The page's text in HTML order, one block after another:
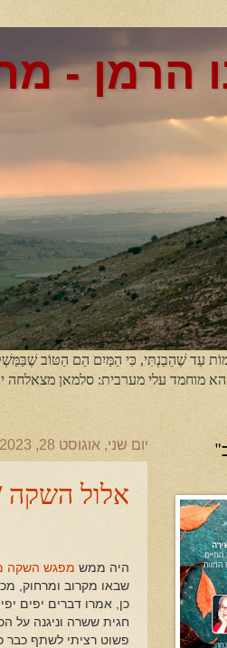
הרמן -
עַד שֶׁהֵבַנְתִּי, כִּי הַמַּיִם הֵם הַטּוֹב
עלי מערבית: סלמאן מצאלחה יולי
יום שני, אוגוסט 28, 2023
אלול השקה
היה ממש מפגש השקה
שבאו מקרוב ומרחוק,
כן, אמרו דברים יפים
חגית ששרה וניגנה על
פשוט רציתי לשתף כבר